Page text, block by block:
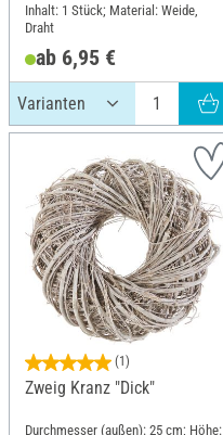
Inhalt: 1 Stück; Material: Weide,
Draht
ab 6,95 €
(1)
Zweig Kranz "Dick"
Durchmesser (außen): 25 cm; Höhe: